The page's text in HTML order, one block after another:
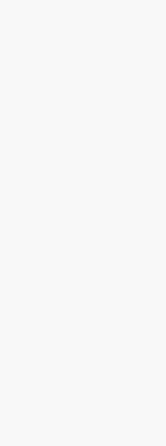
X 陳百強 —
使Lukas